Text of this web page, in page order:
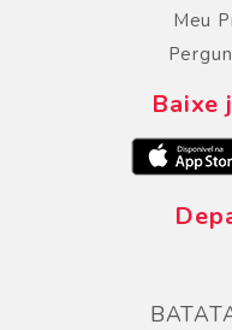
Meu
Baixe